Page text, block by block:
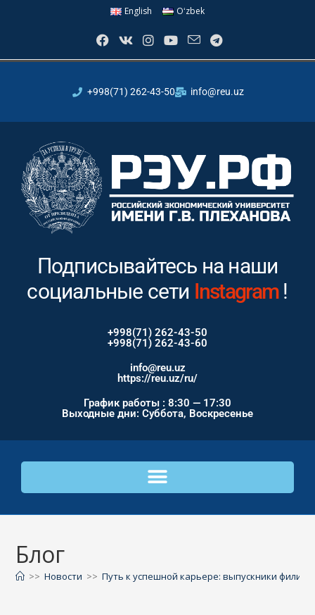
English Oʻzbek
+998(71) 262-43-50 info@reu.uz
Подписывайтесь на наши
социальные сети Youtube!
+998(71) 262-43-50
+998(71) 262-43-60
info@reu.uz
https://reu.uz/ru/
График работы : 8:30 — 17:30
Выходные дни: Суббота, Воскресенье
Блог
>> Новости >> Путь к успешной карьере: выпускники